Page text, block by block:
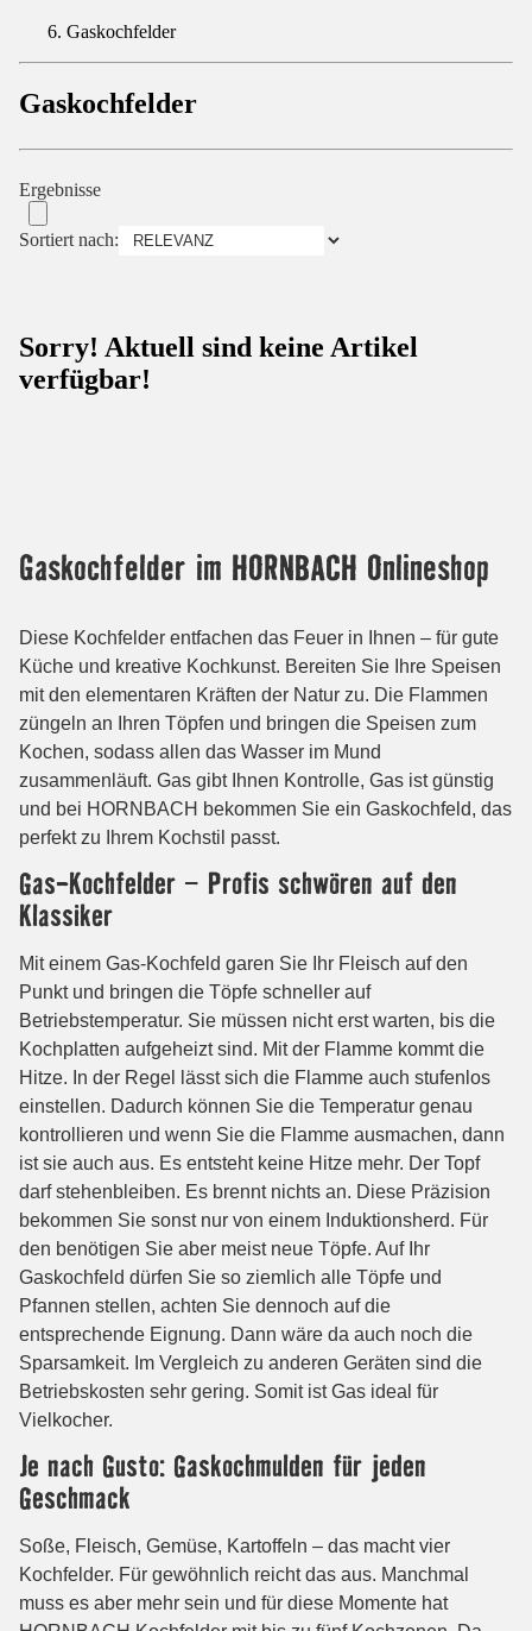
Gaskochfelder
Gaskochfelder
Ergebnisse
Sortiert nach:
Sorry! Aktuell sind keine Artikel
verfügbar!